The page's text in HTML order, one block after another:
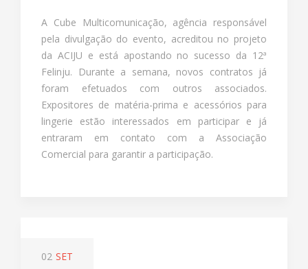
A Cube Multicomunicação, agência responsável
pela divulgação do evento, acreditou no projeto
da ACIJU e está apostando no sucesso da 12ª
Felinju. Durante a semana, novos contratos já
foram efetuados com outros associados.
Expositores de matéria-prima e acessórios para
lingerie estão interessados em participar e já
entraram em contato com a Associação
Comercial para garantir a participação.
02 SET